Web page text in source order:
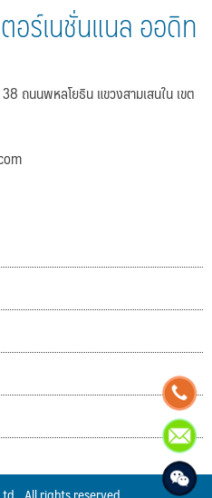
อร์เนชั่นแนล ออดิท
ถนนพหลโยธิน แขวงสามเสนใน เขต